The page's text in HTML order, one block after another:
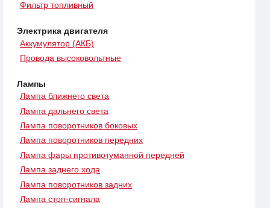
Фильтр топливный
Электрика двигателя
Аккумулятор (АКБ)
Провода высоковольтные
Лампы
Лампа ближнего света
Лампа дальнего света
Лампа поворотников боковых
Лампа поворотников передних
Лампа фары противотуманной передней
Лампа заднего хода
Лампа поворотников задних
Лампа стоп-сигнала